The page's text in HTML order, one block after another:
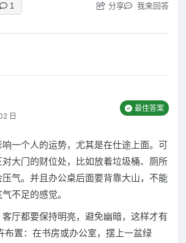
1 分享 我来回答
日
最佳答案
一个人的运势，尤其是在仕途上面。可
大门的财位处，比如放着垃圾桶、厕所
气。并且办公桌后面要背靠大山，不能
不足的感觉。
厅都要保持明亮，避免幽暗，这样才有
布置：在书房或办公室，摆上一盆绿